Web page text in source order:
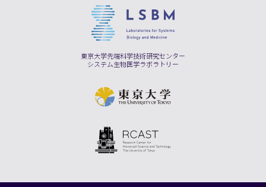
東京大学先端科学技術研究センター
システム生物医学ラボラトリー